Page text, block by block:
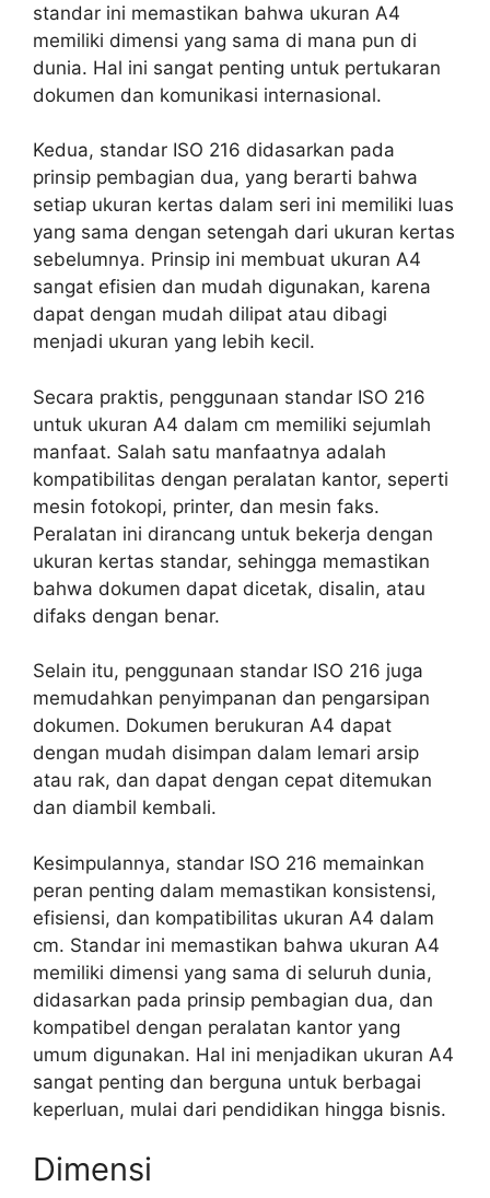
standar ini memastikan bahwa ukuran A4
memiliki dimensi yang sama di mana pun di
dunia. Hal ini sangat penting untuk pertukaran
dokumen dan komunikasi internasional.
Kedua, standar ISO 216 didasarkan pada
prinsip pembagian dua, yang berarti bahwa
setiap ukuran kertas dalam seri ini memiliki luas
yang sama dengan setengah dari ukuran kertas
sebelumnya. Prinsip ini membuat ukuran A4
sangat efisien dan mudah digunakan, karena
dapat dengan mudah dilipat atau dibagi
menjadi ukuran yang lebih kecil.
Secara praktis, penggunaan standar ISO 216
untuk ukuran A4 dalam cm memiliki sejumlah
manfaat. Salah satu manfaatnya adalah
kompatibilitas dengan peralatan kantor, seperti
mesin fotokopi, printer, dan mesin faks.
Peralatan ini dirancang untuk bekerja dengan
ukuran kertas standar, sehingga memastikan
bahwa dokumen dapat dicetak, disalin, atau
difaks dengan benar.
Selain itu, penggunaan standar ISO 216 juga
memudahkan penyimpanan dan pengarsipan
dokumen. Dokumen berukuran A4 dapat
dengan mudah disimpan dalam lemari arsip
atau rak, dan dapat dengan cepat ditemukan
dan diambil kembali.
Kesimpulannya, standar ISO 216 memainkan
peran penting dalam memastikan konsistensi,
efisiensi, dan kompatibilitas ukuran A4 dalam
cm. Standar ini memastikan bahwa ukuran A4
memiliki dimensi yang sama di seluruh dunia,
didasarkan pada prinsip pembagian dua, dan
kompatibel dengan peralatan kantor yang
umum digunakan. Hal ini menjadikan ukuran A4
sangat penting dan berguna untuk berbagai
keperluan, mulai dari pendidikan hingga bisnis.
Dimensi